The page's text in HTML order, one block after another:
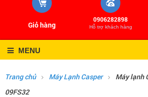
0906282898
Hỗ trợ khách hàng
Giỏ hàng
MENU
Trang chủ Máy Lạnh Casper
Máy lạnh
09FS32